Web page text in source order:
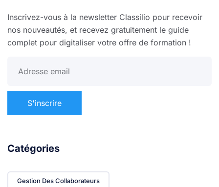
Inscrivez-vous à la newsletter Classilio pour recevoir
nos nouveautés, et recevez gratuitement le guide
complet pour digitaliser votre offre de formation !
Catégories
Gestion Des Collaborateurs